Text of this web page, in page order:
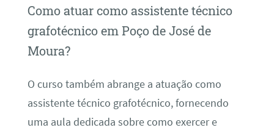
Como atuar como assistente técnico
grafotécnico em Poço de José de
Moura?
O curso também abrange a atuação como
assistente técnico grafotécnico, fornecendo
uma aula dedicada sobre como exercer e